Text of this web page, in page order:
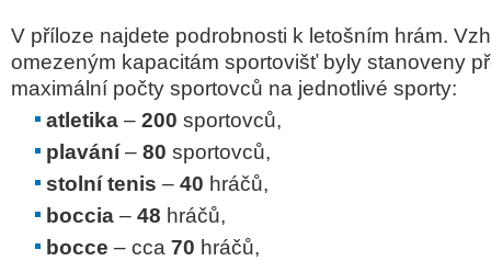
V příloze najdete podrobnosti k letošním hrám.
omezeným kapacitám sportovišť byly stanoveny
maximální počty sportovců na jednotlivé sporty:
atletika – 200 sportovců,
plavání– 80 sportovců,
stolní tenis – 40 hráčů,
boccia – 48 hráčů,
bocce – cca 70 hráčů,